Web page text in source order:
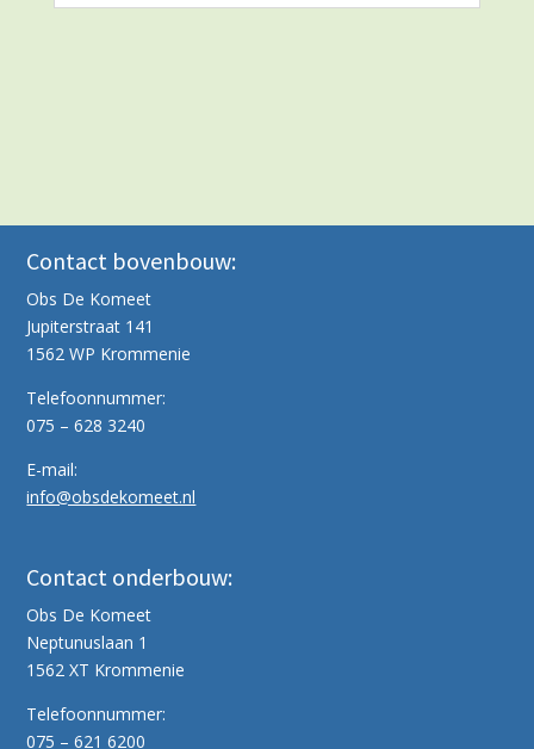
Contact bovenbouw:
Obs De Komeet
Jupiterstraat 141
1562 WP Krommenie
Telefoonnummer:
075 – 628 3240
E-mail:
info@obsdekomeet.nl
Contact onderbouw:
Obs De Komeet
Neptunuslaan 1
1562 XT Krommenie
Telefoonnummer:
075 – 621 6200